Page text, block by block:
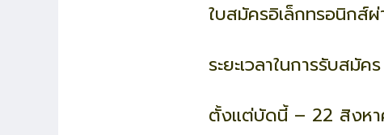
ใบสมัครอิเล็กทรอนิกส์
ระยะเวลาในการรับสมัคร
ตั้งแต่บัดนี้ – 22 สิงห